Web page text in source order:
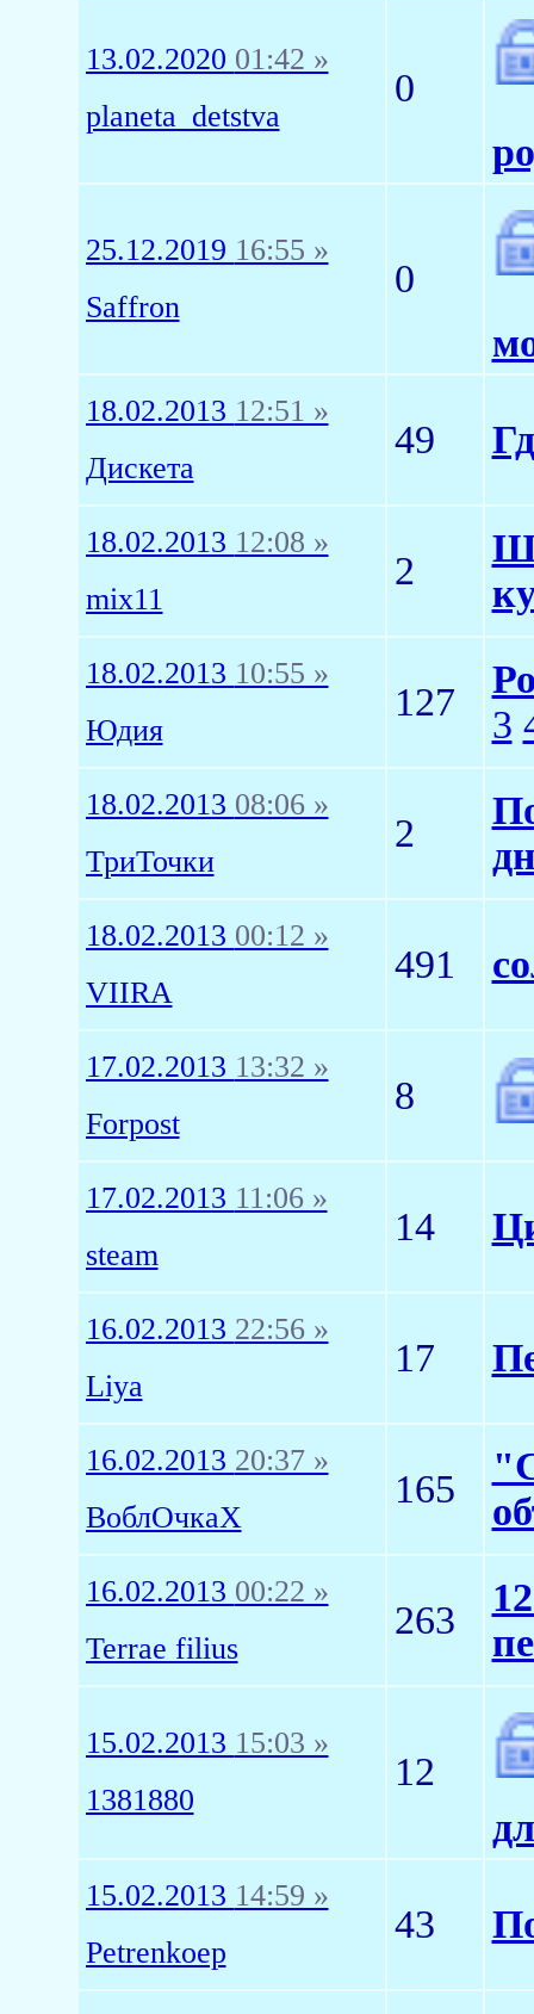
13.02.2020 01:42 »
planeta_detstva
0
25.12.2019 16:55 »
Saffron
0
18.02.2013 12:51 »
Дискета
49
18.02.2013 12:08 »
mix11
2
18.02.2013 10:55 »
Юдия
127
3
18.02.2013 08:06 »
ТриТочки
2
18.02.2013 00:12 »
VIIRA
491
17.02.2013 13:32 »
Forpost
8
17.02.2013 11:06 »
steam
14
16.02.2013 22:56 »
Liya
17
16.02.2013 20:37 »
ВоблОчкаХ
165
16.02.2013 00:22 »
Terrae filius
263
15.02.2013 15:03 »
1381880
12
15.02.2013 14:59 »
Petrenkoep
43